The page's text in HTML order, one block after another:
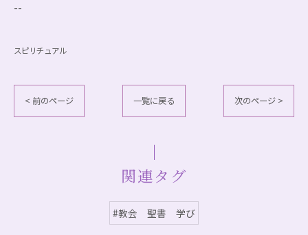
--
スピリチュアル
< 前のページ 一覧に戻る 次のページ >
関連タグ
#教会 聖書 学び